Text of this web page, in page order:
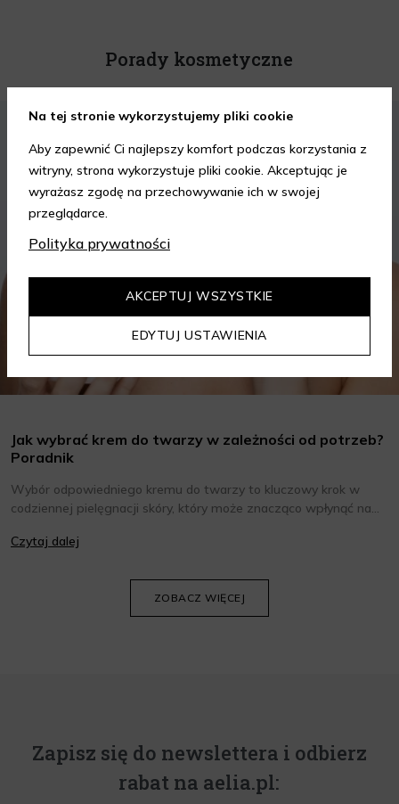
Porady kosmetyczne
KOSMETYKI PIELĘGNACJA SKÓRY
Jak wybrać krem do twarzy w zależności od potrzeb?
Poradnik
Wybór odpowiedniego kremu do twarzy to kluczowy krok w
codziennej pielęgnacji skóry, który może znacząco wpłynąć na
oraz wiedzieć, jak dopasować je do potrzeb własnej skóry.
Czytaj dalej
ZOBACZ WIĘCEJ
Zapisz się do newslettera i odbierz
rabat na aelia.pl:
Na tej stronie wykorzystujemy pliki cookie
Aby zapewnić Ci najlepszy komfort podczas korzystania z
witryny, strona wykorzystuje pliki cookie. Akceptując je
wyrażasz zgodę na przechowywanie ich w swojej
przeglądarce.
Polityka prywatności
EDYTUJ USTAWIENIA
AKCEPTUJ WSZYSTKIE